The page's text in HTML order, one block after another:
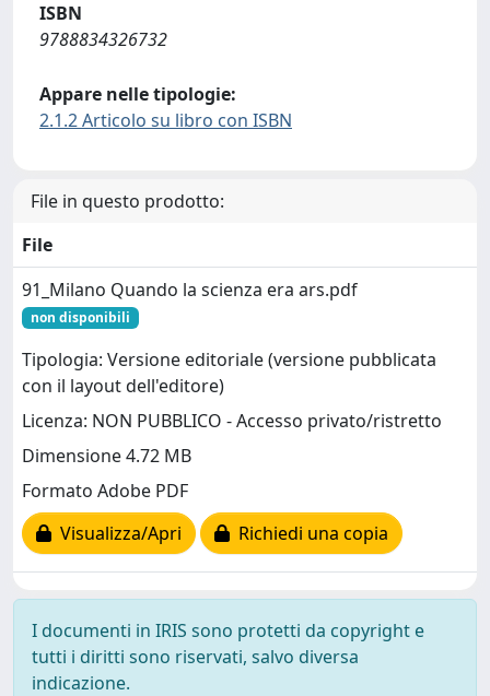
ISBN
9788834326732
Appare nelle tipologie:
2.1.2 Articolo su libro con ISBN
File in questo prodotto:
File
91_Milano Quando la scienza era ars.pdf
non disponibili
Tipologia: Versione editoriale (versione pubblicata
con il layout dell'editore)
Licenza: NON PUBBLICO - Accesso privato/ristretto
Dimensione 4.72 MB
Formato Adobe PDF
Visualizza/Apri
Richiedi una copia
I documenti in IRIS sono protetti da copyright e
tutti i diritti sono riservati, salvo diversa
indicazione.